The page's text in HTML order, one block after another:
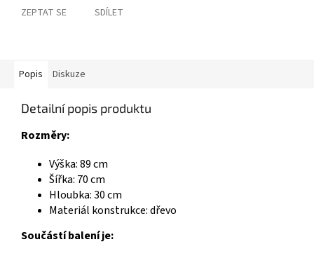
ZEPTAT SE SDÍLET
Popis Diskuze
Detailní popis produktu
Rozměry:
Výška: 89 cm
Šířka: 70 cm
Hloubka: 30 cm
Materiál konstrukce: dřevo
Součástí balení je: